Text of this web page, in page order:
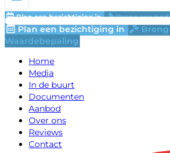
Plan een bezichtiging in Breng een
Plan een bezichtiging in
Waardebepaling
Home
Media
In de buurt
Documenten
Aanbod
Over ons
Reviews
Contact